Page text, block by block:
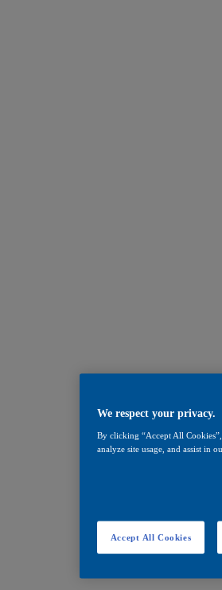
We respect your privacy.
By clicking “Accept All
analyze site usage, and assist in
Accept All Cookies